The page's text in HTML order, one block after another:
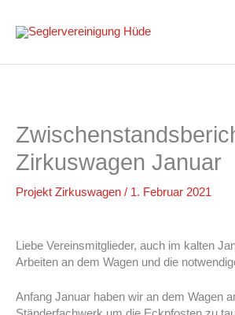
Inhalt
springen
Zirkuswagen Januar
Projekt Zirkuswagen / 1. Februar 2021
Liebe Vereinsmitglieder, auch im kalten
Arbeiten an dem Wagen und die
Anfang Januar haben wir an dem Wagen